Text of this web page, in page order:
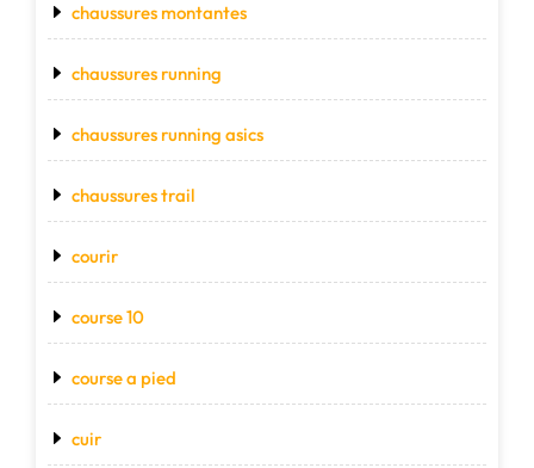
chaussures montantes
chaussures running
chaussures running asics
chaussures trail
courir
course 10
course a pied
cuir